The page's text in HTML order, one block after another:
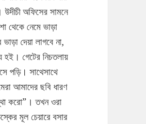
অফিসের সামনে
থেকে নেমে ভাড়া
দেয়া লাগবে না,
হই। গেটের নিচতলায়
পড়ি। সাথেসাথে
আমাদের ছবি ধারণ
করো”। তখন ওরা
মূল চেয়ারে বসার